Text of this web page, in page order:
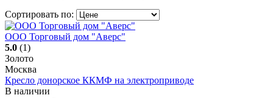
Сортировать по:
ООО Торговый дом "Аверс"
5.0 (1)
Золото
Москва
Кресло донорское ККМФ на электроприводе
В наличии